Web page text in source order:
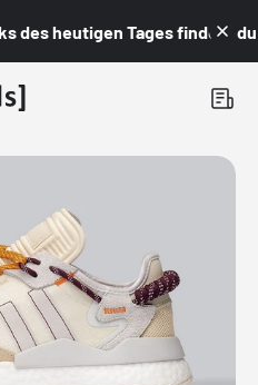
des heutigen Tages findest du